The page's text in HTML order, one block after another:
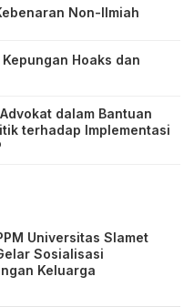
Non-Ilmiah
Hoaks dan
dalam Bantuan
terhadap Implementasi
Universitas Slamet
Sosialisasi
Keluarga